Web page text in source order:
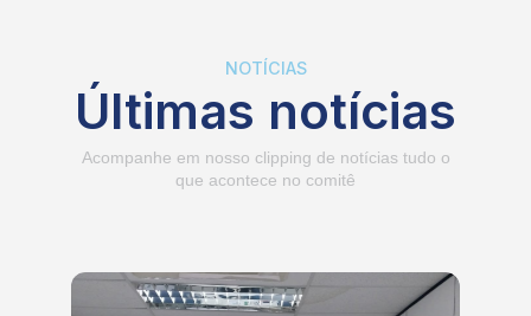
NOTÍCIAS
Últimas notícias
Acompanhe em nosso clipping de notícias tudo o
que acontece no comitê